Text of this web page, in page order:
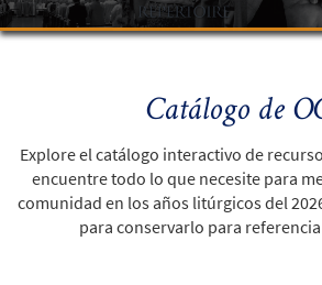
Catálogo de
Explore el catálogo interactivo de
encuentre todo lo que necesite para
comunidad en los años litúrgicos del
para conservarlo para